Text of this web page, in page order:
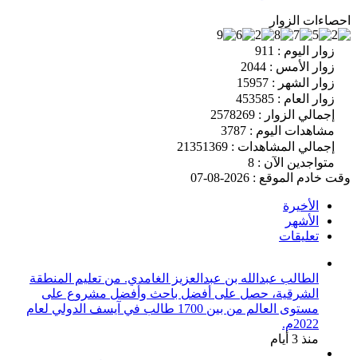
احصاءات الزوار
زوار اليوم : 911
زوار الأمس : 2044
زوار الشهر : 15957
زوار العام : 453585
إجمالي الزوار : 2578269
مشاهدات اليوم : 3787
إجمالي المشاهدات : 21351369
متواجدين الآن : 8
وقت خادم الموقع : 2026-08-07
الأخيرة
الأشهر
تعليقات
الطالب عبدالله بن عبدالعزيز الغامدي. من تعليم المنطقة
الشرقية، حصل على أفضل باحث وأفضل مشروع على
مستوى العالم من بين 1700 طالب في آيسف الدولي لعام
2022م.
منذ 3 أيام